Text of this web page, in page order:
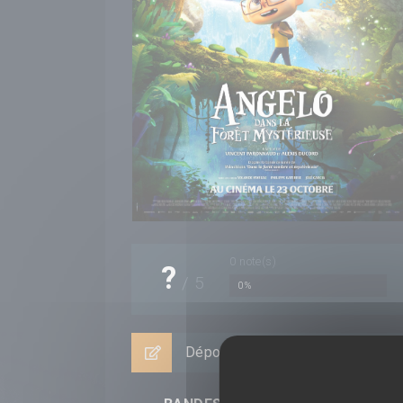
? 5 0%
Déposer un avis